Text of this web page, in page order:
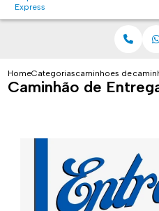
HomeCategoriascaminhoes de
Caminhão de